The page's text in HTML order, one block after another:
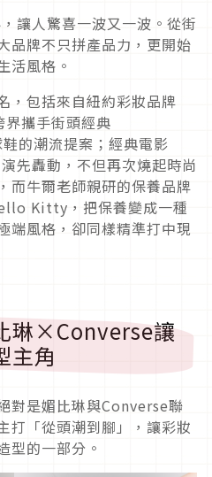
讓人驚喜一波又一波。從街
品牌不只拼產品力，更開始
活風格。
，包括來自紐約彩妝品牌
攜手街頭經典
的潮流提案；經典電影
先轟動，不但再次燒起時尚
而牛爾老師親研的保養品牌
Kitty，把保養變成一種
端風格，卻同樣精準打中現
琳×Converse讓
主角
對是媚比琳與Converse聯
打「從頭潮到腳」，讓彩妝
型的一部分。